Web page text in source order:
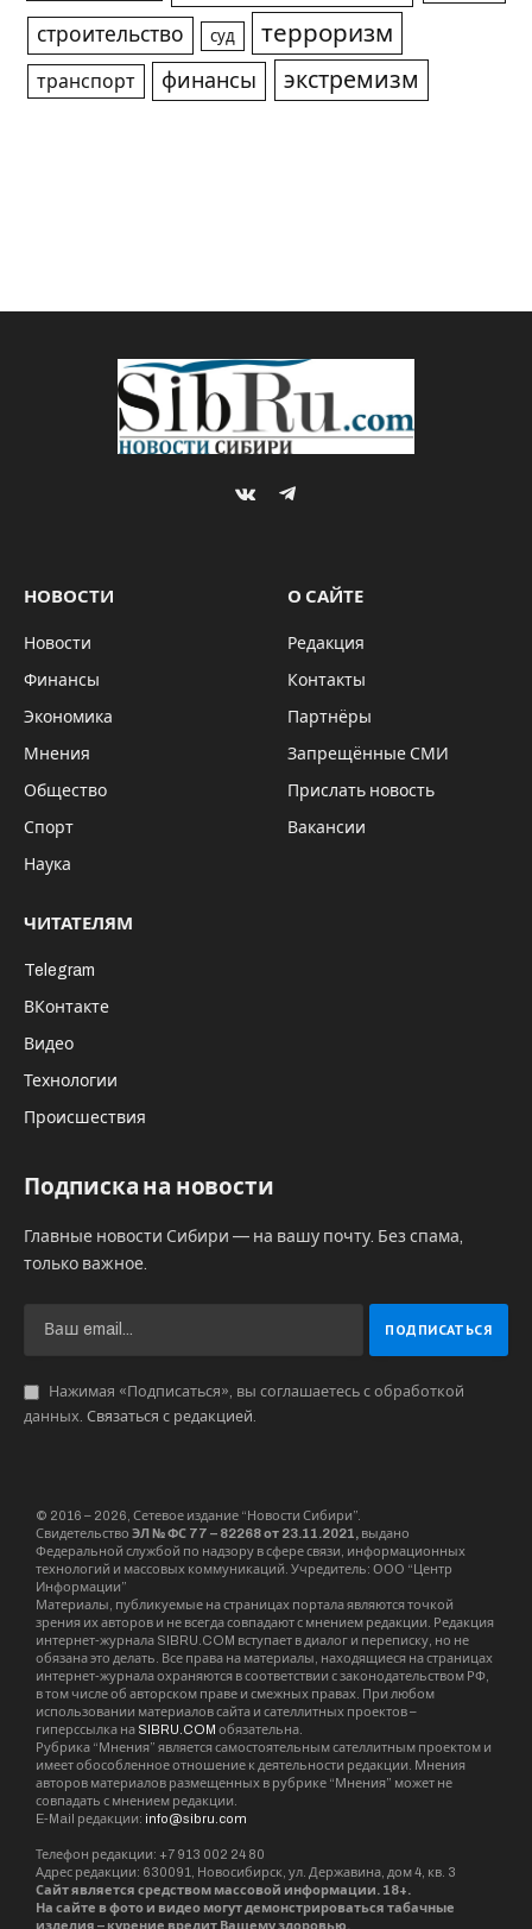
строительство суд терроризм
транспорт финансы экстремизм
VKontakteTelegram
НОВОСТИ
Новости
Финансы
Экономика
Мнения
Общество
Спорт
Наука
О САЙТЕ
Редакция
Контакты
Партнёры
Запрещённые СМИ
Прислать новость
Вакансии
ЧИТАТЕЛЯМ
Telegram
ВКонтакте
Видео
Технологии
Происшествия
Подписка на новости
Главные новости Сибири — на вашу почту. Без спама,
только важное.
Нажимая «Подписаться», вы соглашаетесь с обработкой
данных. Связаться с редакцией
© 2016 – 2026, Сетевое издание “Новости Сибири”.
Свидетельство ЭЛ № ФС 77 – 82268 от 23.11.2021, выдано
Федеральной службой по надзору в сфере связи, информационных
технологий и массовых коммуникаций. Учредитель: ООО “Центр
Информации”
Материалы, публикуемые на страницах портала являются точкой
зрения их авторов и не всегда совпадают с мнением редакции. Редакция
интернет-журнала SIBRU.COM вступает в диалог и переписку, но не
обязана это делать. Все права на материалы, находящиеся на страницах
интернет-журнала охраняются в соответствии с законодательством РФ,
в том числе об авторском праве и смежных правах. При любом
использовании материалов сайта и сателлитных проектов –
гиперссылка на SIBRU.COM обязательна.
Рубрика “Мнения” является самостоятельным сателлитным проектом и
имеет обособленное отношение к деятельности редакции. Мнения
авторов материалов размещенных в рубрике “Мнения” может не
совпадать с мнением редакции.
E-Mail редакции: info@sibru.com
Телефон редакции: +7 913 002 24 80
Адрес редакции: 630091, Новосибирск, ул. Державина, дом 4, кв. 3
Сайт является средством массовой информации. 18+.
На сайте в фото и видео могут демонстрироваться табачные
изделия – курение вредит Вашему здоровью.